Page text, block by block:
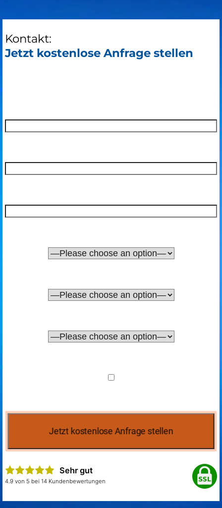
Kontakt:
Jetzt kostenlose Anfrage stellen
Sehr gut
4.9 von 5 bei 14 Kundenbewertungen